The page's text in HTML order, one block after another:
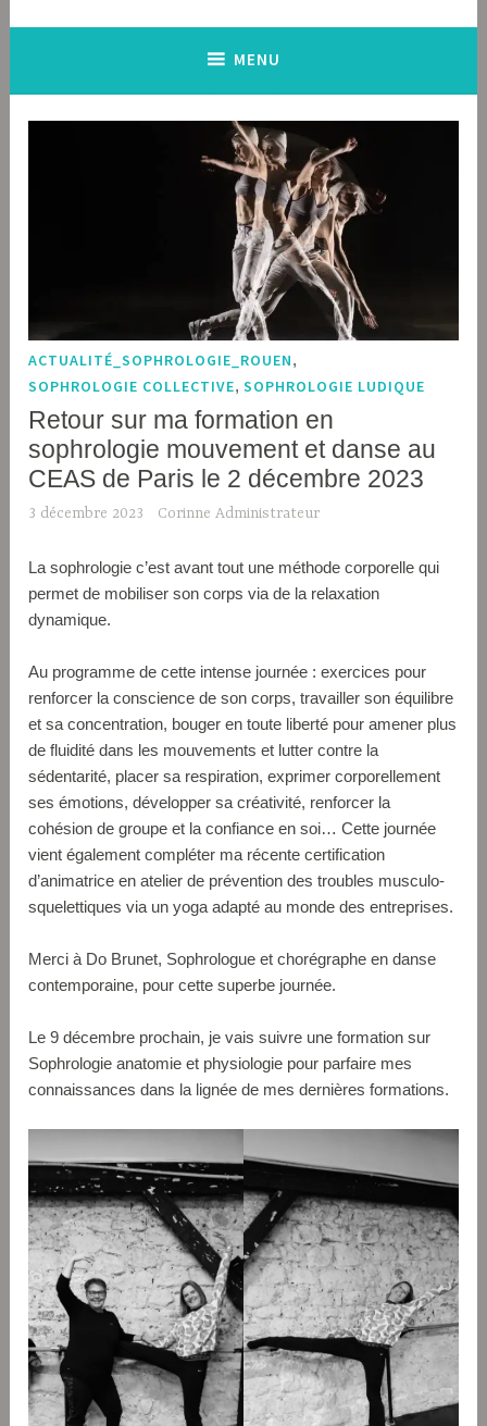
MENU
ACTUALITÉ_SOPHROLOGIE_ROUEN,
SOPHROLOGIE COLLECTIVE,SOPHROLOGIE LUDIQUE
Retour sur ma formation en
sophrologie mouvement et danse au
CEAS de Paris le 2 décembre 2023
3 décembre 2023 Corinne Administrateur
La sophrologie c’est avant tout une méthode corporelle qui
permet de mobiliser son corps via de la relaxation
dynamique.
Au programme de cette intense journée : exercices pour
renforcer la conscience de son corps, travailler son équilibre
et sa concentration, bouger en toute liberté pour amener plus
de fluidité dans les mouvements et lutter contre la
sédentarité, placer sa respiration, exprimer corporellement
ses émotions, développer sa créativité, renforcer la
cohésion de groupe et la confiance en soi… Cette journée
vient également compléter ma récente certification
d’animatrice en atelier de prévention des troubles musculo-
squelettiques via un yoga adapté au monde des entreprises.
Merci à Do Brunet, Sophrologue et chorégraphe en danse
contemporaine, pour cette superbe journée.
Le 9 décembre prochain, je vais suivre une formation sur
Sophrologie anatomie et physiologie pour parfaire mes
connaissances dans la lignée de mes dernières formations.